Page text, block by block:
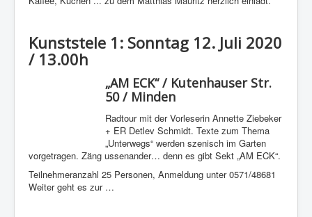
Kunststele 1: Sonntag 12. Juli 2020
/ 13.00h
„AM ECK“ / Kutenhauser Str.
50 / Minden
Radtour mit der Vorleserin Annette Ziebeker
+ ER Detlev Schmidt. Texte zum Thema
„Unterwegs“ werden szenisch im Garten
vorgetragen. Zäng ussenander… denn es gibt Sekt „AM ECK“.
Teilnehmeranzahl 25 Personen, Anmeldung unter 0571/48681
Weiter geht es zur …